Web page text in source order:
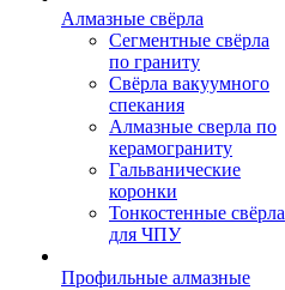
Алмазные свёрла
Сегментные свёрла
по граниту
Свёрла вакуумного
спекания
Алмазные сверла по
керамограниту
Гальванические
коронки
Тонкостенные свёрла
для ЧПУ
Профильные алмазные